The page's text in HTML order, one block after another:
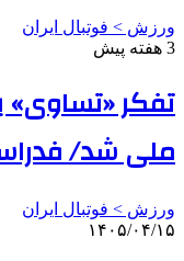
ورزش > فوتبال ایران
3 هفته پیش
تفکر
ملی شد/
ورزش > فوتبال ایران
۱۴۰۵/۰۴/۱۵